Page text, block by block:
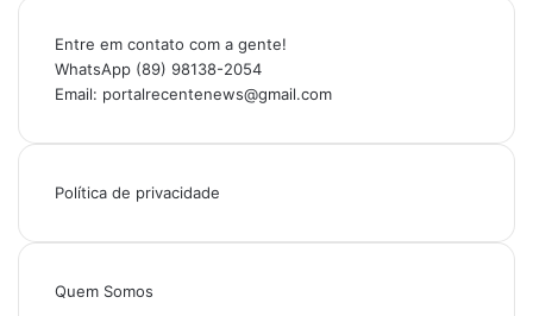
Entre em contato com a gente!
WhatsApp (89) 98138-2054
Email: portalrecentenews@gmail.com
Política de privacidade
Quem Somos